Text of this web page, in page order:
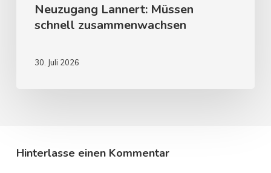
Neuzugang Lannert: Müssen
schnell zusammenwachsen
30. Juli 2026
Hinterlasse einen Kommentar